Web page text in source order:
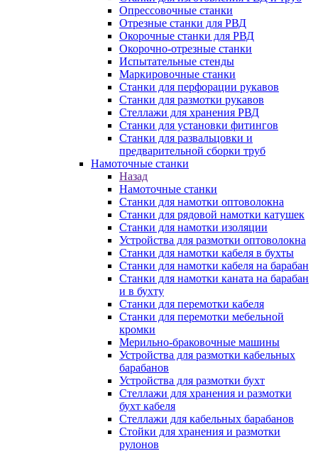
Опрессовочные станки
Отрезные станки для РВД
Окорочные станки для РВД
Окорочно-отрезные станки
Испытательные стенды
Маркировочные станки
Станки для перфорации рукавов
Станки для размотки рукавов
Стеллажи для хранения РВД
Станки для установки фитингов
Станки для развальцовки и
предварительной сборки труб
Намоточные станки
Назад
Намоточные станки
Станки для намотки оптоволокна
Станки для рядовой намотки катушек
Станки для намотки изоляции
Устройства для размотки оптоволокна
Станки для намотки кабеля в бухты
Станки для намотки кабеля на барабан
Станки для намотки каната на барабан
и в бухту
Станки для перемотки кабеля
Станки для перемотки мебельной
кромки
Мерильно-браковочные машины
Устройства для размотки кабельных
барабанов
Устройства для размотки бухт
Стеллажи для хранения и размотки
бухт кабеля
Стеллажи для кабельных барабанов
Стойки для хранения и размотки
рулонов